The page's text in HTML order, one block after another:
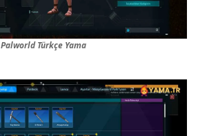
Palworld Türkçe Yama